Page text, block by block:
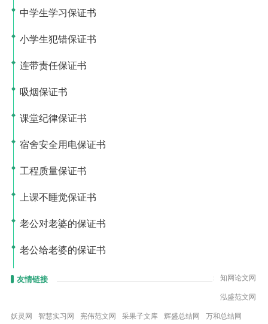
中学生学习保证书
小学生犯错保证书
连带责任保证书
吸烟保证书
课堂纪律保证书
宿舍安全用电保证书
工程质量保证书
上课不睡觉保证书
老公对老婆的保证书
老公给老婆的保证书
友情链接 : 知网论文网
泓盛范文网
妖灵网 智慧实习网 宪伟范文网 采果子文库 辉盛总结网 万和总结网